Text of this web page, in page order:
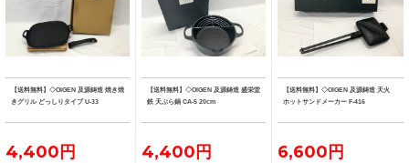
【送料無料】◇OIGEN 及源鋳造 焼き焼
きグリル どっしりタイプ U-33
4,400円
【送料無料】◇OIGEN 及源鋳造 盛栄堂
鉄 天ぷら鍋 CA-5 20cm
4,400円
【送料無料】◇OIGEN 及源鋳造 天火
ホットサンドメーカー F-416
6,600円